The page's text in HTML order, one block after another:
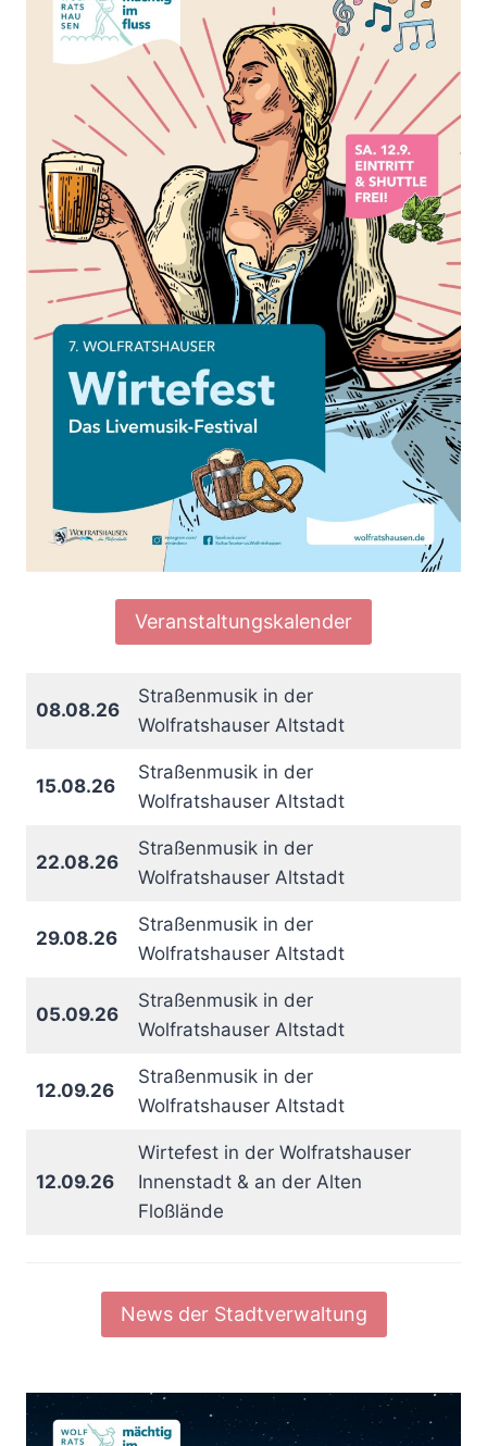
Veranstaltungskalender
08.08.26
Straßenmusik in der
Wolfratshauser Altstadt
15.08.26
Straßenmusik in der
Wolfratshauser Altstadt
22.08.26
Straßenmusik in der
Wolfratshauser Altstadt
29.08.26
Straßenmusik in der
Wolfratshauser Altstadt
05.09.26
Straßenmusik in der
Wolfratshauser Altstadt
12.09.26
Straßenmusik in der
Wolfratshauser Altstadt
12.09.26
Wirtefest in der Wolfratshauser
Innenstadt & an der Alten
Floßlände
News der Stadtverwaltung